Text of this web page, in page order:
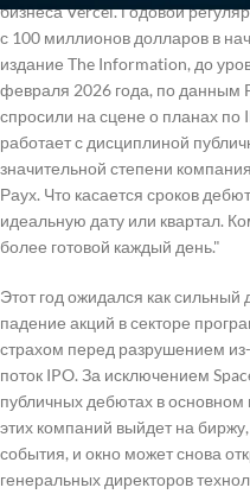
бизнеса Vercel. Годовой
с 100 миллионов долларов в
издание The Information, до
февраля 2026 года, по данным
спросили на сцене о планах по
работает с дисциплиной
значительной степени
Раух. Что касается сроков
идеальную дату или квартал.
более готовой каждый день."
Этот год ожидался как сильный
падение акций в секторе
страхом перед разрушением
поток IPO. За исключением
публичных дебютах в основном
этих компаний выйдет на
события, и окно может снова
генеральных директоров